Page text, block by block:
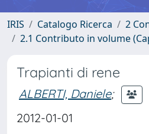
IRIS Catalogo Ricerca
2
2.1 Contributo in volume
Trapianti di rene
ALBERTI, Daniele;
2012-01-01